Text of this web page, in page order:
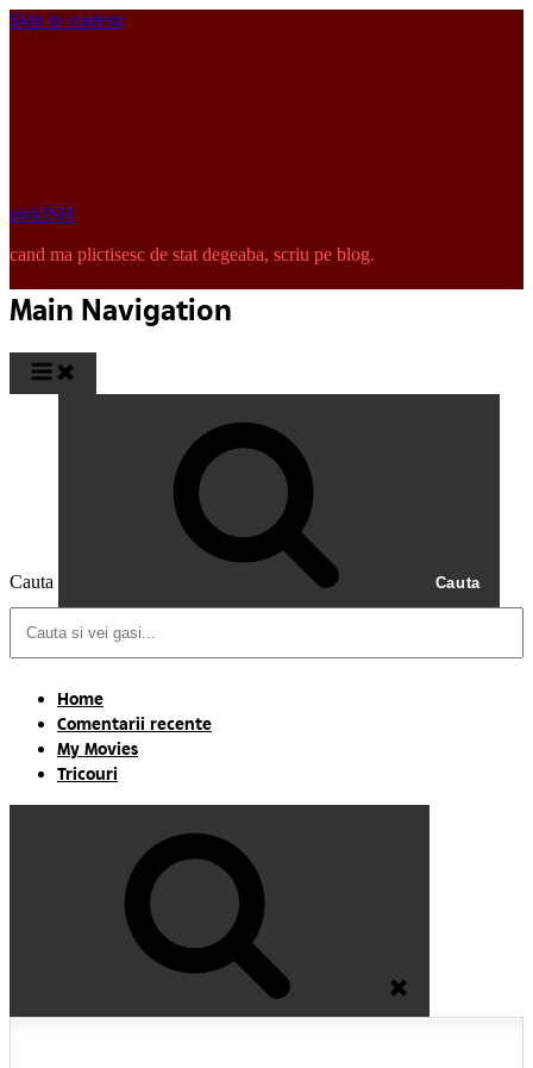
Skip to content
pinkISH
cand ma plictisesc de stat degeaba, scriu pe blog.
Main Navigation
Cauta Cauta
Home
Comentarii recente
My Movies
Tricouri